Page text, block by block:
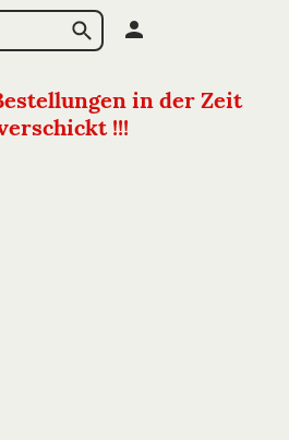
in der Zeit
!!!